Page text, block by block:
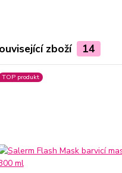
zboží 14
TOP produkt